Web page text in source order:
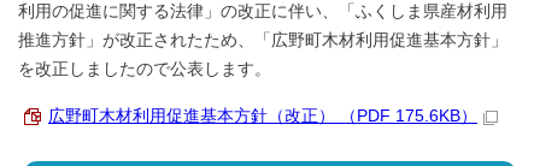
利用の促進に関する法律」の改正に伴い、「ふくしま県産材利用
推進方針」が改正されたため、「広野町木材利用促進基本方針」
を改正しましたので公表します。
広野町木材利用促進基本方針（改正） （PDF 175.6KB）